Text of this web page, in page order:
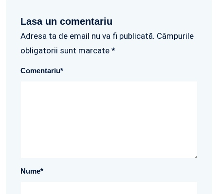
Lasa un comentariu
Adresa ta de email nu va fi publicată. Câmpurile
obligatorii sunt marcate *
Comentariu*
Nume*